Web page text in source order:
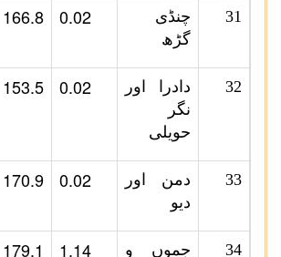
31
چنڈی
گڑھ
0.02
166.8
32
دادرا اور
نگر
حویلی
0.02
153.5
33
دمن اور
دیو
0.02
170.9
34
جموں و
1.14
179.1